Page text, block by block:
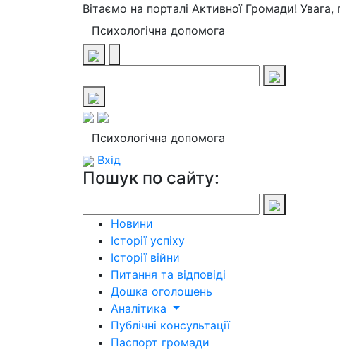
Вітаємо на порталі Активної Громади!
Психологічна допомога
Психологічна допомога
Вхід
Пошук по сайту:
Новини
Історії успіху
Історії війни
Питання та відповіді
Дошка оголошень
Аналітика
Публічні консультації
Паспорт громади